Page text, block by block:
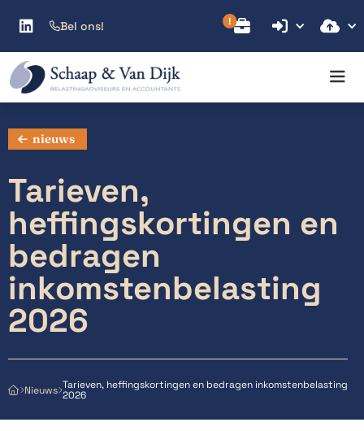
Bel ons!
  
nieuws
Tarieven,
heffingskortingen en
bedragen
inkomstenbelasting
2026
NieuwsTarieven, heffingskortingen en bedragen inkomstenbelasting
2026